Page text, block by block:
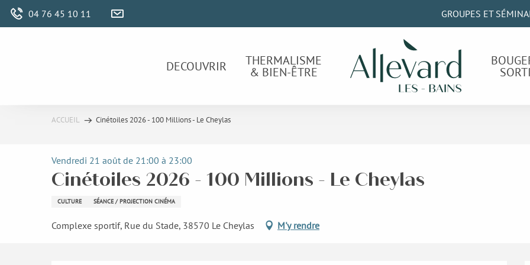
Aller
04 76 45 10 11 GROUPES ET
DECOUVRIR THERMALISME
& BIEN-ÊTRE
ACCUEIL Cinétoiles 2026 - 100 Millions - Le Cheylas
Vendredi 21 août de 21:00 à 23:00
Cinétoiles 2026 - 100 Millions - Le Cheylas
CULTURE SÉANCE / PROJECTION CINÉMA
Complexe sportif, Rue du Stade, 38570 Le Cheylas M'y rendre